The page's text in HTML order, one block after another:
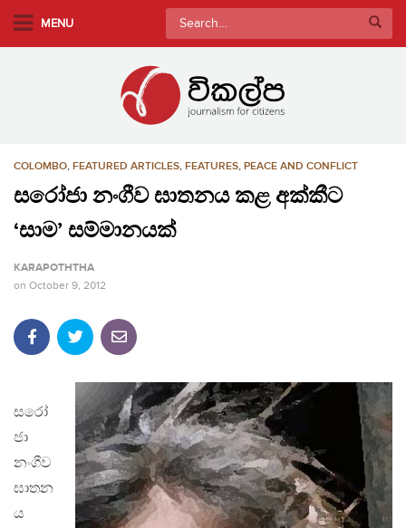
MENU
Search
for:
COLOMBO, FEATURED ARTICLES, FEATURES, PEACE AND CONFLICT
සරෝජා නංගීව ඝාතනය කළ අක්කීට
‘සාම’ සම්මානයක්
KARAPOTHTHA
on October 9, 2012
සරෝ
ජා
නංගීව
ඝාතන
ය